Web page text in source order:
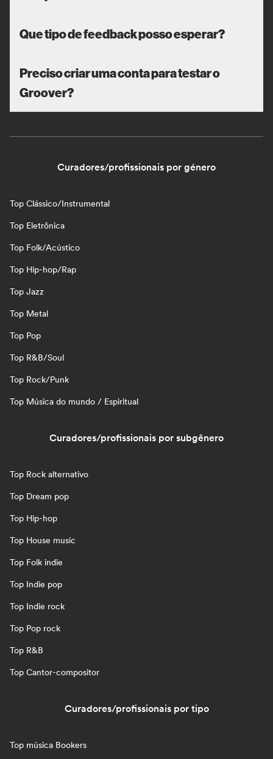
Que tipo de feedback posso esperar?
Preciso criar uma conta para testar o
Groover?
Curadores/profissionais por género
Top Clássico/Instrumental
Top Eletrônica
Top Folk/Acústico
Top Hip-hop/Rap
Top Jazz
Top Metal
Top Pop
Top R&B/Soul
Top Rock/Punk
Top Música do mundo / Espiritual
Curadores/profissionais por subgênero
Top Rock alternativo
Top Dream pop
Top Hip-hop
Top House music
Top Folk indie
Top Indie pop
Top Indie rock
Top Pop rock
Top R&B
Top Cantor-compositor
Curadores/profissionais por tipo
Top música Bookers